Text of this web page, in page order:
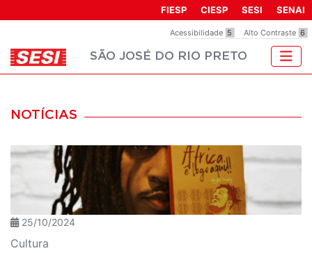
inclui
um
de
Acessibilidade 5 Alto Contraste 6
FIESP CIESP SESI SENAI
SÃO JOSÉ DO RIO PRETO
NOTÍCIAS
25/10/2024
Cultura